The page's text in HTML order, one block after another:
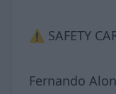
⚠️ SAFETY
Fernando